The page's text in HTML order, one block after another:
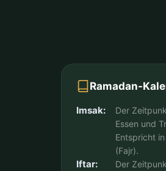
Ramadan-
Imsak:
Der
Essen und
Entspricht
(Fajr).
Iftar:
Der